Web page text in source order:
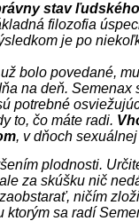
stav
filozofia
je po
bolo povedané,
na deň.
potrebné
to, čo máte radi.
, v dňoch
plodnosti.
za skúšku nič
ničím
ktorým sa radí